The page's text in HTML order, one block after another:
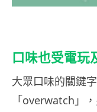
口味也受電玩
大眾口味的關鍵
「overwatch」